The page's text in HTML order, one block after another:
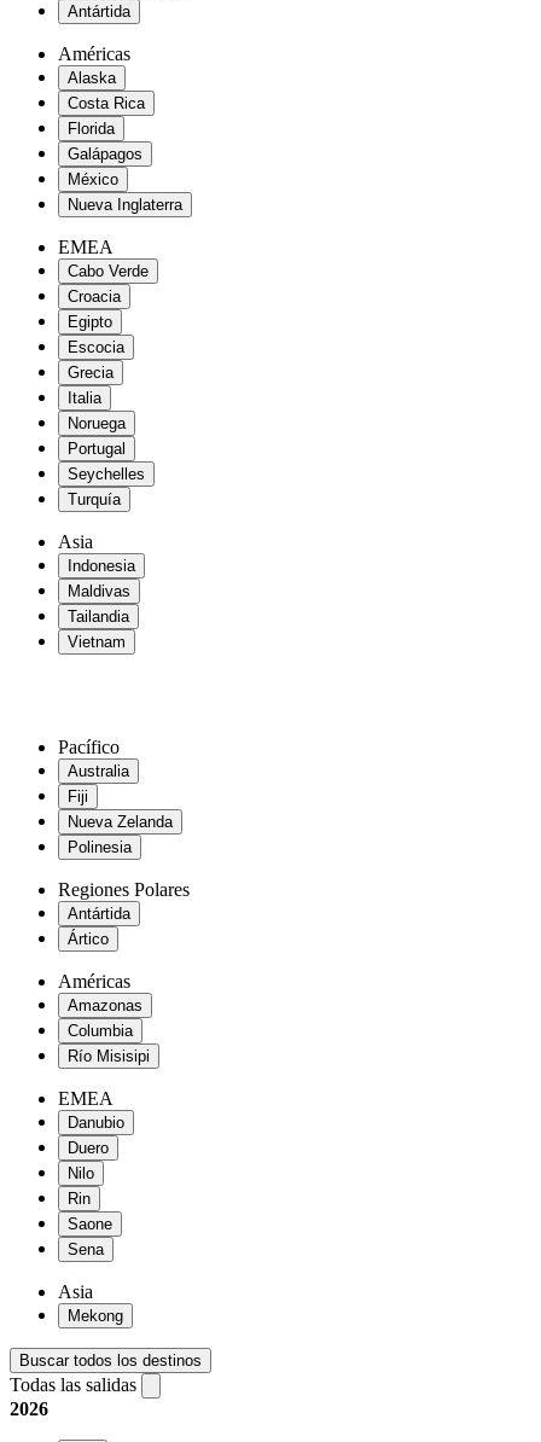
Antártida
Américas
Alaska
Costa Rica
Florida
Galápagos
México
Nueva Inglaterra
EMEA
Cabo Verde
Croacia
Egipto
Escocia
Grecia
Italia
Noruega
Portugal
Seychelles
Turquía
Asia
Indonesia
Maldivas
Tailandia
Vietnam
Pacífico
Australia
Fiji
Nueva Zelanda
Polinesia
Regiones Polares
Antártida
Ártico
Américas
Amazonas
Columbia
Río Misisipi
EMEA
Danubio
Duero
Nilo
Rin
Saone
Sena
Asia
Mekong
Buscar todos los destinos
Todas las salidas
2026